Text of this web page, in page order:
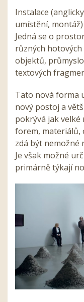
Instalace
umístění,
Jedná se o
různých
objektů,
textových
Tato nová forma
nový postoj a
pokrývá jak
forem, materiálů,
zdá být nemožné
Je však možné
primárně týkají